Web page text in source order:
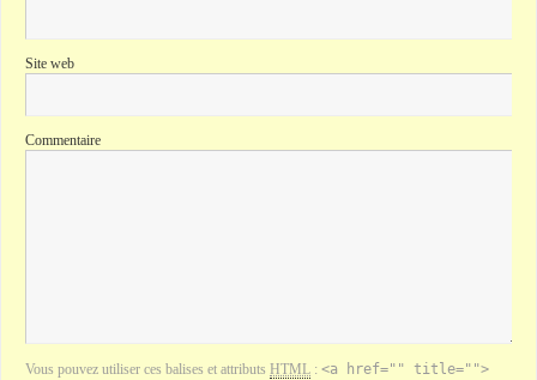
Site web
Commentaire
Vous pouvez utiliser ces balises et attributs HTML : <a href="" title="">